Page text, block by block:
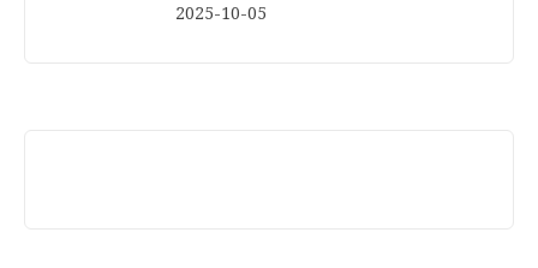
2025-10-05